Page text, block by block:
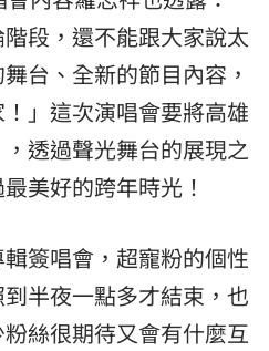
階段，還不能跟大家說太
台、全新的節目內容，
」這次演唱會要將高雄
透過聲光舞台的展現之
美好的跨年時光！
簽唱會，超寵粉的個性
半夜一點多才結束，也
絲很期待又會有什麼互